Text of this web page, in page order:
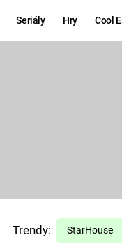
Seriály Hry Cool
Trendy: StarHouse